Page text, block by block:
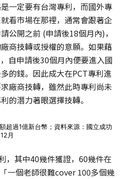
一定要有台灣專利，而國外專
看市場在那裡，通常會跟著企
公開之前 (申請後18個月內)，
商技轉或授權的意願。如果藉
自申請後30個月內便要進入國
的錢。因此成大在PCT專利進
廠商技轉，雖然此時專利尚未
的潛力著眼選擇技轉。
超過1億新台幣；資料來源：國立成功
月
，其中40幾件獲證，60幾件在
一個老師很難cover 100多個幾